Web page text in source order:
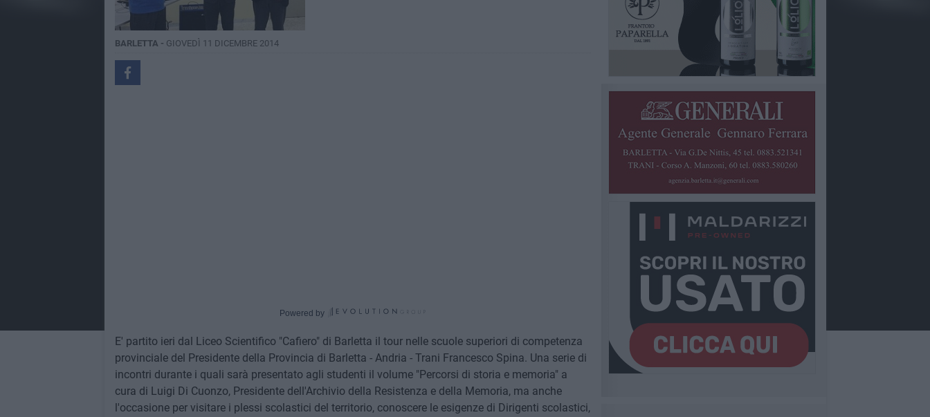
BARLETTA - GIOVEDÌ 11 DICEMBRE 2014
Powered by
E' partito ieri dal Liceo Scientifico "Cafiero" di Barletta il tour nelle scuole superiori di competenza
provinciale del Presidente della Provincia di Barletta - Andria - Trani Francesco Spina. Una serie di
incontri durante i quali sarà presentato agli studenti il volume "Percorsi di storia e memoria" a
cura di Luigi Di Cuonzo, Presidente dell'Archivio della Resistenza e della Memoria, ma anche
l'occasione per visitare i plessi scolastici del territorio, conoscere le esigenze di Dirigenti scolastici,